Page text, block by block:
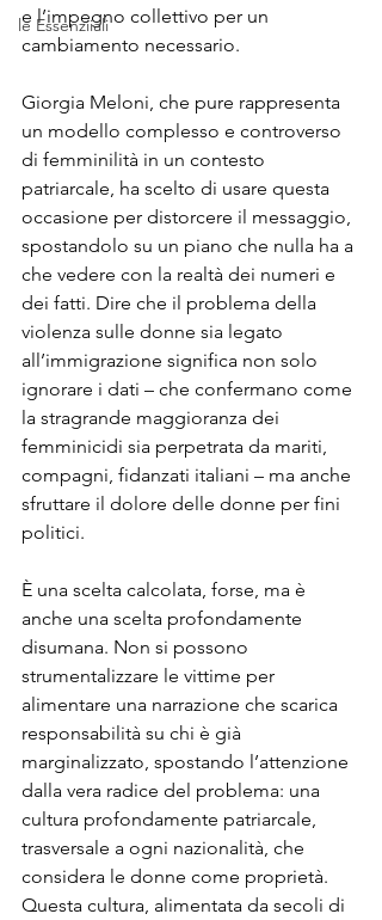
le Essenziiali
e l’impegno collettivo per un
cambiamento necessario.
Giorgia Meloni, che pure rappresenta
un modello complesso e controverso
di femminilità in un contesto
patriarcale, ha scelto di usare questa
occasione per distorcere il messaggio,
spostandolo su un piano che nulla ha a
che vedere con la realtà dei numeri e
dei fatti. Dire che il problema della
violenza sulle donne sia legato
all’immigrazione significa non solo
ignorare i dati – che confermano come
la stragrande maggioranza dei
femminicidi sia perpetrata da mariti,
compagni, fidanzati italiani – ma anche
sfruttare il dolore delle donne per fini
politici.
È una scelta calcolata, forse, ma è
anche una scelta profondamente
disumana. Non si possono
strumentalizzare le vittime per
alimentare una narrazione che scarica
responsabilità su chi è già
marginalizzato, spostando l’attenzione
dalla vera radice del problema: una
cultura profondamente patriarcale,
trasversale a ogni nazionalità, che
considera le donne come proprietà.
Questa cultura, alimentata da secoli di